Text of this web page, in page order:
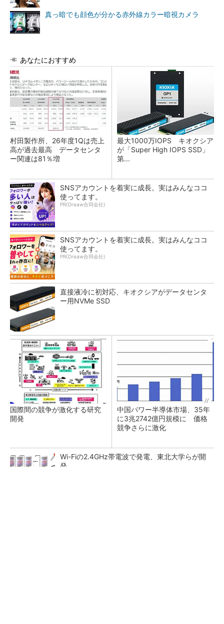
真っ暗でも顔色が分かる赤外線カラー暗視カメラ
あなたにおすすめ
村田製作所、26年度1Qは売上
高が過去最高 データセンタ
ー関連は81％増
最大1000万IOPS キオクシア
が「Super High IOPS SSD」
第...
SNSアカウントを着実に成長。実はみんなココ
使ってます。
PR(Dreaw合同会社)
SNSアカウントを着実に成長。実はみんなココ
使ってます。
PR(Dreaw合同会社)
直接液冷に初対応、キオクシアがデータセンタ
ー用NVMe SSD
国際間の競争が激化する研究
開発
中国パワー半導体市場、35年
に3兆2742億円規模に 価格
競争さらに激化
Wi-Fiの2.4GHz帯電波で発電、東北大学らが開
発